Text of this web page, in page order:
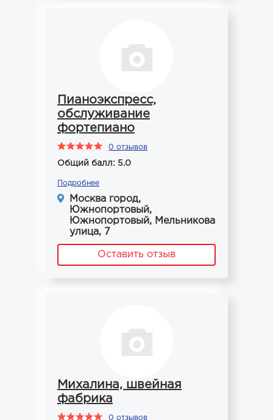
Пианоэкспресс,
обслуживание
фортепиано
0 отзывов
Общий балл: 5.0
Подробнее
Москва город,
Южнопортовый,
Южнопортовый, Мельникова
улица, 7
Оставить отзыв
Михалина, швейная
фабрика
0 отзывов